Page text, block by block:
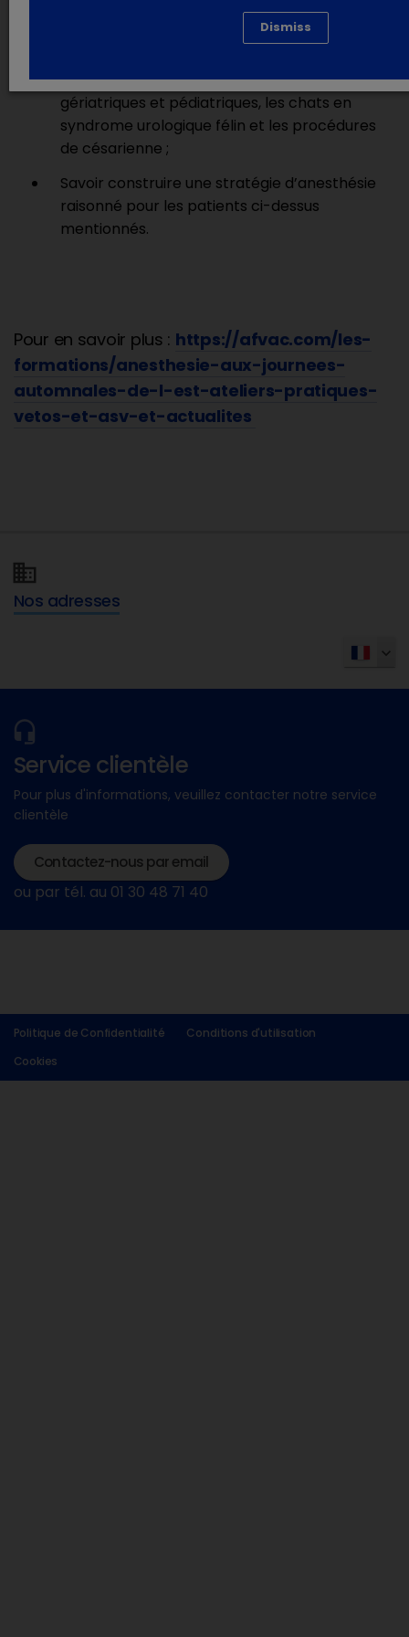
Comprendre les points cruciaux et la criticité
animaux avec cardiopathies, individus
gériatriques et pédiatriques, les chats en
syndrome urologique félin et les procédures
de césarienne ;
Savoir construire une stratégie d’anesthésie
raisonné pour les patients ci-dessus
mentionnés.
Pour en savoir plus : https://afvac.com/les-
formations/anesthesie-aux-journees-
automnales-de-l-est-ateliers-pratiques-
vetos-et-asv-et-actualites
Nos adresses
Service clientèle
Pour plus d'informations, veuillez contacter notre service
clientèle
Contactez-nous par email
ou par tél. au 01 30 48 71 40
Politique de Confidentialité
Conditions d'utilisation
Cookies
Dismiss